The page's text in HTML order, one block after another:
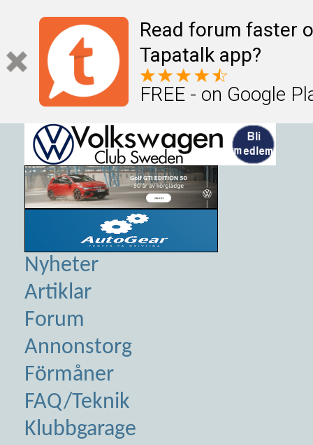
Read forum faster
Tapatalk app?
FREE - on Google
Nyheter
Artiklar
Forum
Annonstorg
Förmåner
FAQ/Teknik
Klubbgarage